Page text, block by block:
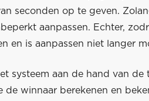
seconden op te geven.
aanpassen. Echter,
en is aanpassen niet langer
systeem aan de hand van de
de winnaar berekenen en